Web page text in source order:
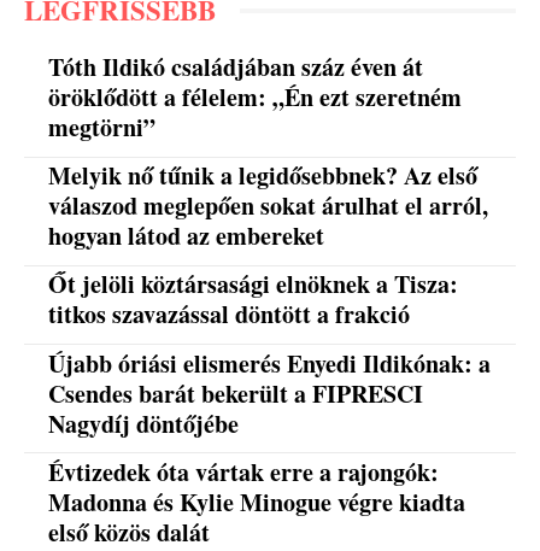
LEGFRISSEBB
Tóth Ildikó családjában száz éven át
öröklődött a félelem: „Én ezt szeretném
megtörni”
Melyik nő tűnik a legidősebbnek? Az első
válaszod meglepően sokat árulhat el arról,
hogyan látod az embereket
Őt jelöli köztársasági elnöknek a Tisza:
titkos szavazással döntött a frakció
Újabb óriási elismerés Enyedi Ildikónak: a
Csendes barát bekerült a FIPRESCI
Nagydíj döntőjébe
Évtizedek óta vártak erre a rajongók:
Madonna és Kylie Minogue végre kiadta
első közös dalát